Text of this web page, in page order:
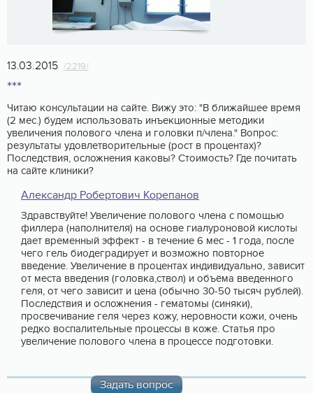
13.03.2015 /2219/
***
Читаю консультации на сайте. Вижу это: "В ближайшее время
(2 мес.) будем использовать инъекционные методики
увеличения полового члена и головки п/члена." Вопрос:
результаты удовлетворительные (рост в процентах)?
Последствия, осложнения каковы? Стоимость? Где почитать
на сайте клиники?
Задать вопрос
Александр Робертович Корепанов
Здравствуйте! Увеличение полового члена с помощью
филлера (наполнителя) на основе гиалуроновой кислоты
дает временный эффект - в течение 6 мес - 1 года, после
чего гель биодеградирует и возможно повторное
введение. Увеличение в процентах индивидуально, зависит
от места введения (головка,ствол) и объёма введенного
геля, от чего зависит и цена (обычно 30-50 тысяч рублей).
Последствия и осложнения - гематомы (синяки),
просвечивание геля через кожу, неровности кожи, очень
редко воспалительные процессы в коже. Статья про
увеличение полового члена в процессе подготовки.